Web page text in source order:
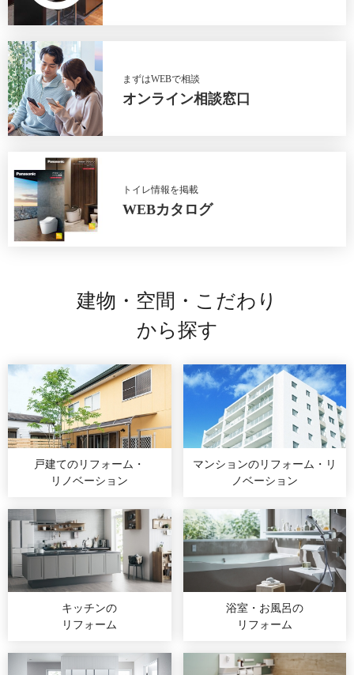
まずはWEBで相談
オンライン相談窓口
トイレ情報を掲載
WEBカタログ
建物・空間・こだわり
から探す
戸建てのリフォーム・
リノベーション
マンションのリフォーム・ リ
ノベーション
キッチンの
リフォーム
浴室・お風呂の
リフォーム